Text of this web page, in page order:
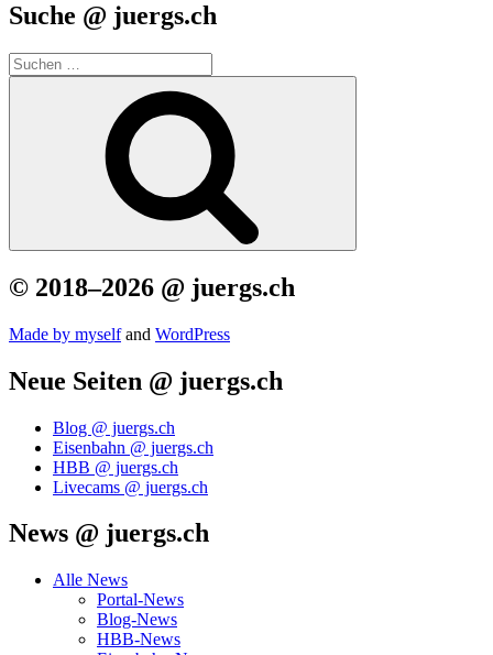
Suche @ juergs.ch
Suchen
nach:
© 2018–2026 @ juergs.ch
Made by mys­elfand Word­Press
Neue Seiten @ juergs.ch
Blog @ juergs.ch
Eisenbahn @ juergs.ch
HBB @ juergs.ch
Livecams @ juergs.ch
News @ juergs.ch
Alle News
Portal-News
Blog-News
HBB-News